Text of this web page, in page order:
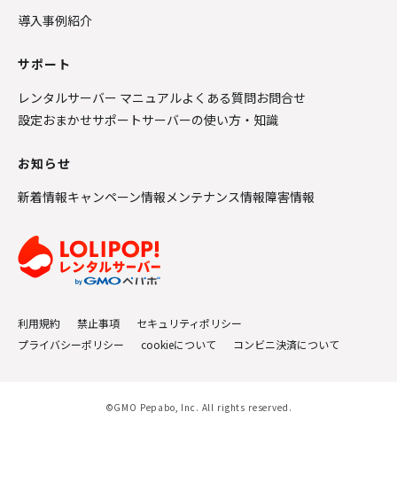
導入事例紹介
サポート
レンタルサーバー マニュアルよくある質問お問合せ
設定おまかせサポートサーバーの使い方・知識
お知らせ
新着情報キャンペーン情報メンテナンス情報障害情報
利用規約 禁止事項
セキュリティポリシー
プライバシーポリシー
cookieについて コンビニ決済について
©GMO Pepabo, Inc. All rights reserved.